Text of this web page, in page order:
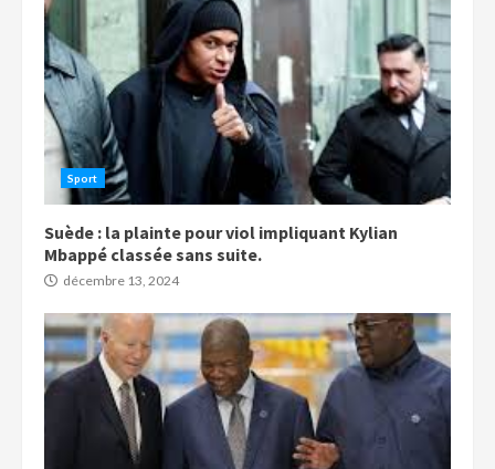
Sport
Suède : la plainte pour viol impliquant Kylian
Mbappé classée sans suite.
décembre 13, 2024